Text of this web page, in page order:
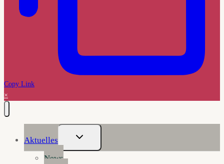
Copy Link
×
Aktuelles
Untermenü
Umschalten
News